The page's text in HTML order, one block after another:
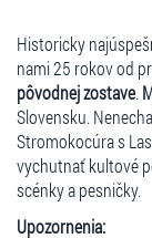
Historicky
nami 25 rokov od
pôvodnej zostave.
Slovensku.
Stromokocúra s
vychutnať kultové
scénky a pesničky.
Upozornenia: